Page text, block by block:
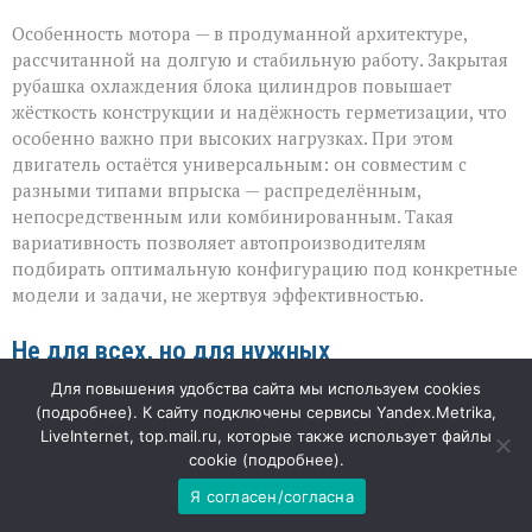
Особенность мотора — в продуманной архитектуре,
рассчитанной на долгую и стабильную работу. Закрытая
рубашка охлаждения блока цилиндров повышает
жёсткость конструкции и надёжность герметизации, что
особенно важно при высоких нагрузках. При этом
двигатель остаётся универсальным: он совместим с
разными типами впрыска — распределённым,
непосредственным или комбинированным. Такая
вариативность позволяет автопроизводителям
подбирать оптимальную конфигурацию под конкретные
модели и задачи, не жертвуя эффективностью.
Не для всех, но для нужных
Несмотря на внушительные характеристики, мотор не
станет универсальным решением для массового
сегмента. Эксперты считают, что для компактных
легковых моделей вроде Lada он избыточен: установка
потребует серьёзной доработки сопутствующих систем.
Для повышения удобства сайта мы используем cookies
(подробнее). К сайту подключены сервисы Yandex.Metrika,
LiveInternet, top.mail.ru, которые также использует файлы
cookie (подробнее).
Я согласен/согласна